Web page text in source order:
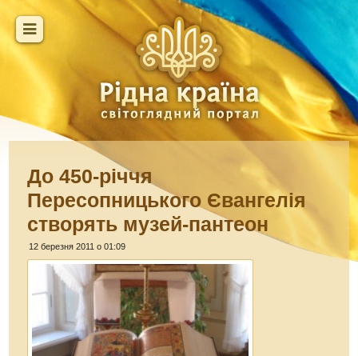
До 450-річчя
Пересопницького Євангелія
створять музей-пантеон
12 березня 2011 о 01:09